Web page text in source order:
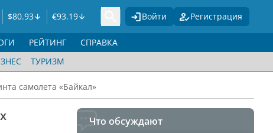
$80.93 €93.19 Войти Регистрация
ТУРИЗМ
РЕЙТИНГ СПРАВКА
самолета «Байкал»
Что обсуждают